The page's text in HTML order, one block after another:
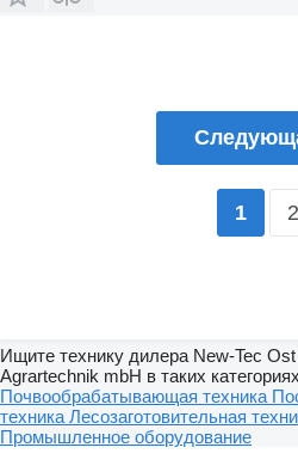
1 2
Ищите технику дилера New-Tec
Agrartechnik mbH в таких категориях
Почвообрабатывающая техника
техника Лесозаготовительная
Промышленное оборудование